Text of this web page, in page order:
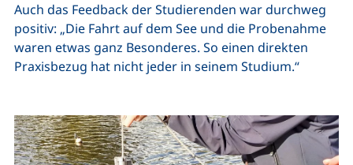
Auch das Feedback der Studierenden war durchweg
positiv: „Die Fahrt auf dem See und die Probenahme
waren etwas ganz Besonderes. So einen direkten
Praxisbezug hat nicht jeder in seinem Studium.“